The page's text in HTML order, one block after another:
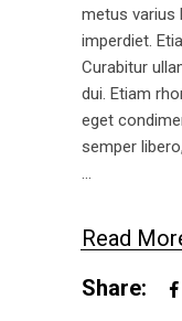
metus varius
imperdiet.
Curabitur
dui. Etiam
eget
semper
Read
Share: